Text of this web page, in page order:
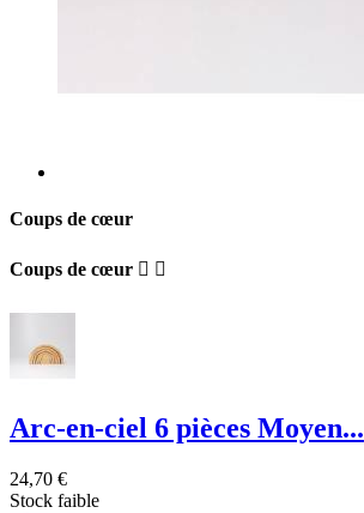
Coups de cœur
Coups de cœur  
Arc-en-ciel 6 pièces Moyen...
24,70 €
Stock faible